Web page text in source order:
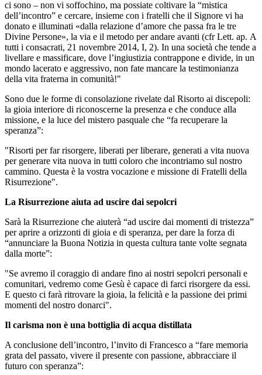
ci sono – non vi soffochino, ma possiate coltivare la “mistica
dell’incontro” e cercare, insieme con i fratelli che il Signore vi ha
donato e illuminati «dalla relazione d’amore che passa fra le tre
Divine Persone», la via e il metodo per andare avanti (cfr Lett. ap. A
tutti i consacrati, 21 novembre 2014, I, 2). In una società che tende a
livellare e massificare, dove l’ingiustizia contrappone e divide, in un
mondo lacerato e aggressivo, non fate mancare la testimonianza
della vita fraterna in comunità!"
Sono due le forme di consolazione rivelate dal Risorto ai discepoli:
la gioia interiore di riconoscerne la presenza e che conduce alla
missione, e la luce del mistero pasquale che “fa recuperare la
speranza”:
"Risorti per far risorgere, liberati per liberare, generati a vita nuova
per generare vita nuova in tutti coloro che incontriamo sul nostro
cammino. Questa è la vostra vocazione e missione di Fratelli della
Risurrezione".
La Risurrezione aiuta ad uscire dai sepolcri
Sarà la Risurrezione che aiuterà “ad uscire dai momenti di tristezza”
per aprire a orizzonti di gioia e di speranza, per dare la forza di
“annunciare la Buona Notizia in questa cultura tante volte segnata
dalla morte”:
"Se avremo il coraggio di andare fino ai nostri sepolcri personali e
comunitari, vedremo come Gesù è capace di farci risorgere da essi.
E questo ci farà ritrovare la gioia, la felicità e la passione dei primi
momenti del nostro donarci".
Il carisma non è una bottiglia di acqua distillata
A conclusione dell’incontro, l’invito di Francesco a “fare memoria
grata del passato, vivere il presente con passione, abbracciare il
futuro con speranza”: